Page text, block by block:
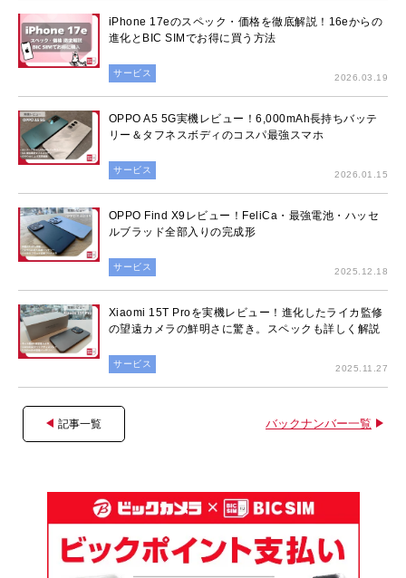
iPhone 17eのスペック・価格を徹底解説！16eからの
進化とBIC SIMでお得に買う方法
サービス 2026.03.19
OPPO A5 5G実機レビュー！6,000mAh長持ちバッテ
リー＆タフネスボディのコスパ最強スマホ
サービス 2026.01.15
OPPO Find X9レビュー！FeliCa・最強電池・ハッセ
ルブラッド全部入りの完成形
サービス 2025.12.18
Xiaomi 15T Proを実機レビュー！進化したライカ監修
の望遠カメラの鮮明さに驚き。スペックも詳しく解説
サービス 2025.11.27
記事一覧 バックナンバー一覧